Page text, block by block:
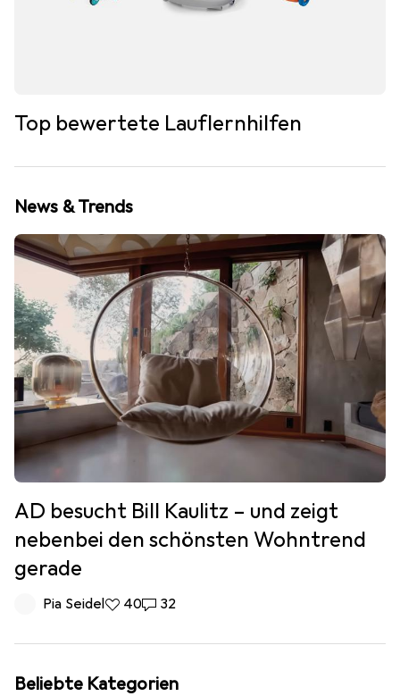
Top bewertete Lauflernhilfen
News & Trends
AD besucht Bill Kaulitz – und zeigt
nebenbei den schönsten Wohntrend
gerade
Pia Seidel40 Likes
4032 Kommentare
32
Beliebte Kategorien